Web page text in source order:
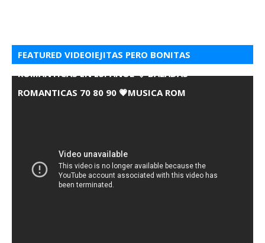
FEATURED VIDEOIEJITAS PERO BONITAS
ROMANTICAS EN ESPANOL 💘 BALADAS
ROMANTICAS 70 80 90 💗MUSICA ROM